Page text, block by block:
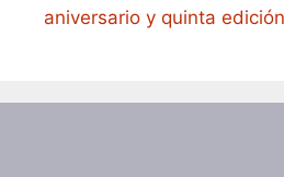
aniversario y quinta